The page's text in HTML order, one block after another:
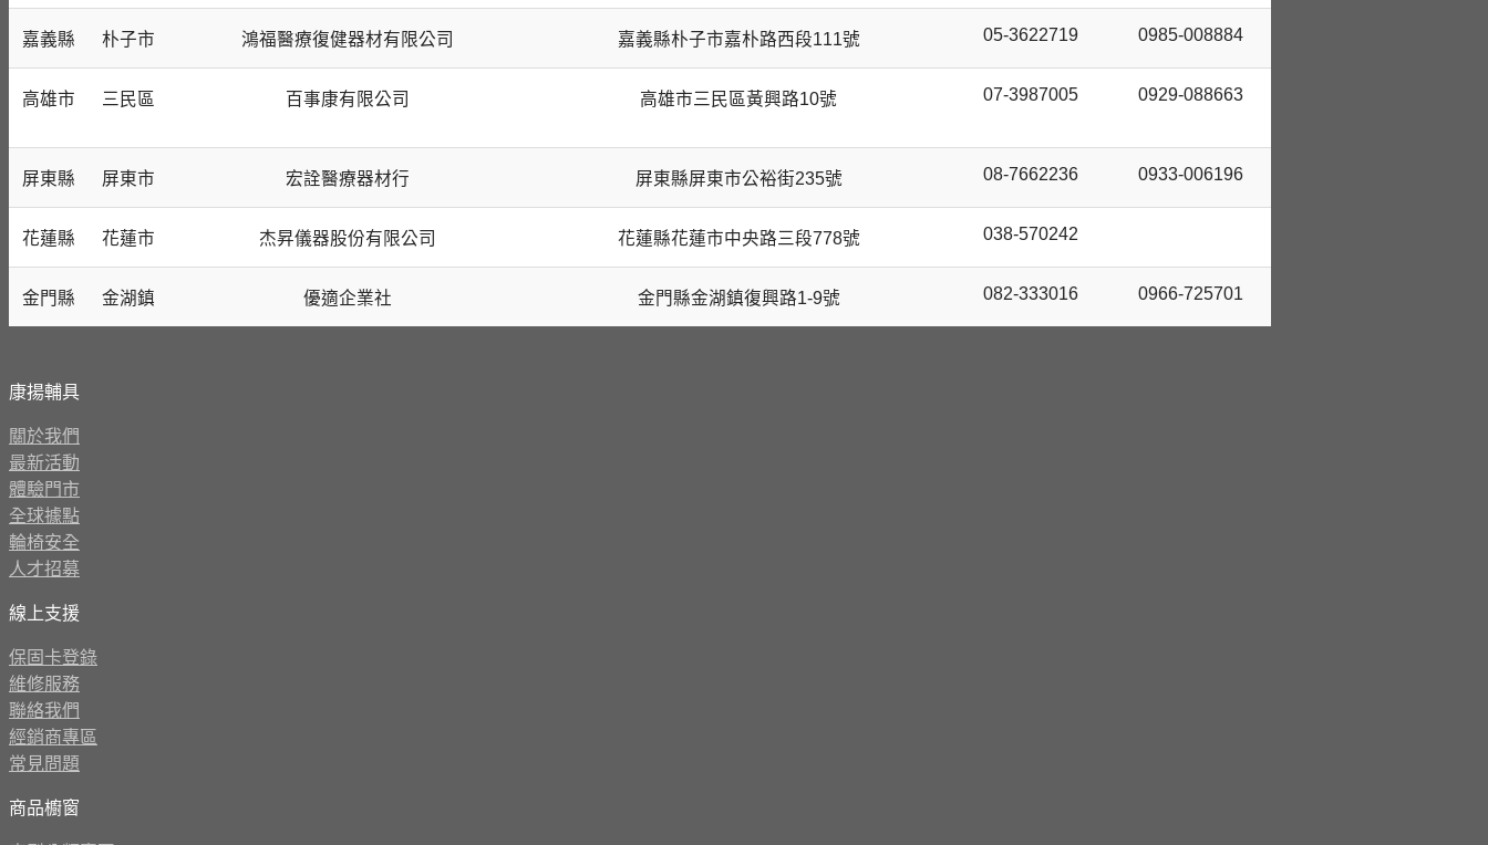
嘉義縣 朴子市 鴻福醫療復健器材有限公司 嘉義縣朴子市嘉朴路西段111號 05-3622719 0985-008884
高雄市 三民區 百事康有限公司 高雄市三民區黃興路10號 07-3987005 0929-088663
屏東縣 屏東市 宏詮醫療器材行 屏東縣屏東市公裕街235號 08-7662236 0933-006196
花蓮縣 花蓮市 杰昇儀器股份有限公司 花蓮縣花蓮市中央路三段778號 038-570242
金門縣 金湖鎮 優適企業社 金門縣金湖鎮復興路1-9號 082-333016 0966-725701
康揚輔具
關於我們
最新活動
體驗門市
全球據點
輪椅安全
人才招募
線上支援
保固卡登錄
維修服務
聯絡我們
經銷商專區
常見問題
商品櫥窗